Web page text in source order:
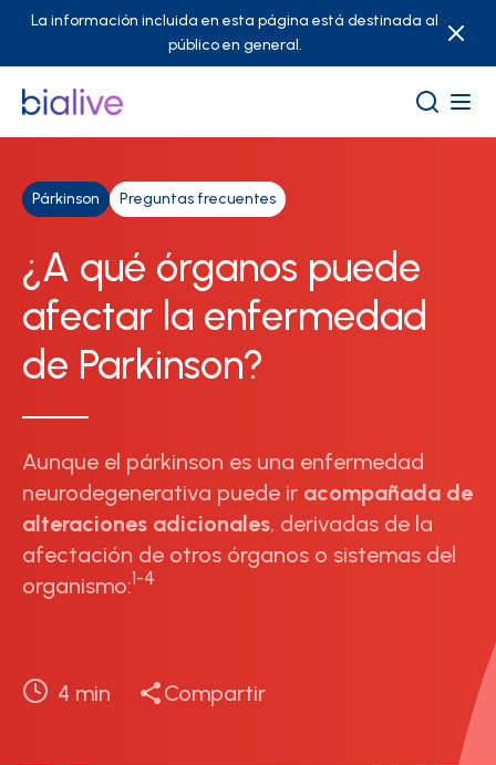
La información incluida en esta página está destinada al
público en general.
Párkinson Preguntas frecuentes
¿A qué órganos puede
afectar la enfermedad
de Parkinson?
Aunque el párkinson es una enfermedad
neurodegenerativa puede ir acompañada de
alteraciones adicionales, derivadas de la
afectación de otros órganos o sistemas del
organismo:1-4
4 min Compartir